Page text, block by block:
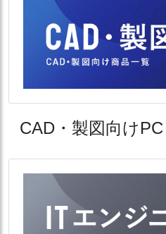
CAD・製図向けPC